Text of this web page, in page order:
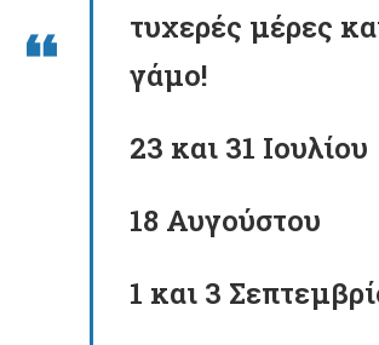
τυχερές μέρες
γάμο!
23 και 31 Ιουλίου
18 Αυγούστου
1 και 3